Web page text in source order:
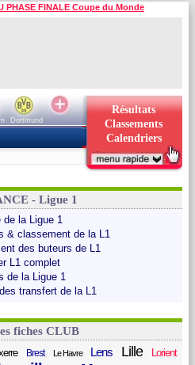
PHASE FINALE Coupe du Monde
Dortmund
Résultats
Classements
Calendriers
- Ligue 1
de la Ligue 1
& classement de la L1
des buteurs de L1
L1 complet
de la Ligue 1
transfert de la L1
fiches CLUB
Brest Le Havre Lens Lille Lorient